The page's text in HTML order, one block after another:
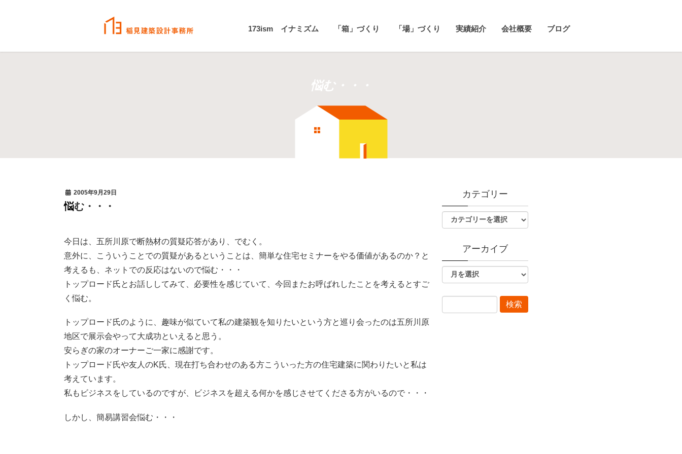
173ism イナミズム 「箱」づくり 「場」づくり 実績紹介 会社概要 ブログ
悩む・・・
2005年9月29日
悩む・・・
今日は、五所川原で断熱材の質疑応答があり、でむく。
意外に、こういうことでの質疑があるということは、簡単な住宅セミナーをやる価値があるのか？と
考えるも、ネットでの反応はないので悩む・・・
トップロード氏とお話ししてみて、必要性を感じていて、今回またお呼ばれしたことを考えるとすご
く悩む。
トップロード氏のように、趣味が似ていて私の建築観を知りたいという方と巡り会ったのは五所川原
地区で展示会やって大成功といえると思う。
安らぎの家のオーナーご一家に感謝です。
トップロード氏や友人のK氏、現在打ち合わせのある方こういった方の住宅建築に関わりたいと私は
考えています。
私もビジネスをしているのですが、ビジネスを超える何かを感じさせてくださる方がいるので・・・
しかし、簡易講習会悩む・・・
カテゴリー
アーカイブ